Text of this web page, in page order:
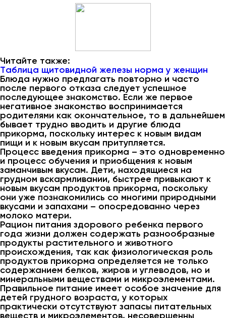
Читайте также:
Таблица щитовидной железы норма у женщин
Блюда нужно предлагать повторно и часто
после первого отказа следует успешное
последующее знакомство. Если же первое
негативное знакомство воспринимается
родителями как окончательное, то в дальнейшем
бывает трудно вводить и другие блюда
прикорма, поскольку интерес к новым видам
пищи и к новым вкусам притупляется.
Процесс введения прикорма – это одновременно
и процесс обучения и приобщения к новым
заманчивым вкусам. Дети, находящиеся на
грудном вскармливании, быстрее привыкают к
новым вкусам продуктов прикорма, поскольку
они уже познакомились со многими природными
вкусами и запахами – опосредованно через
молоко матери.
Рацион питания здорового ребенка первого
года жизни должен содержать разнообразные
продукты растительного и животного
происхождения, так как физиологическая роль
продуктов прикорма определяется не только
содержанием белков, жиров и углеводов, но и
минеральными веществами и микроэлементами.
Правильное питание имеет особое значение для
детей грудного возраста, у которых
практически отсутствуют запасы питательных
веществ и микроэлементов, несовершенны